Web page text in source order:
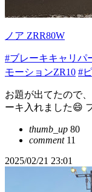
ノア ZRR80W
#ブレーキキャリパ
モーションZR10 #
お題が出てたので
ーキ入れました😄
thumb_up 80
comment11
2025/02/21 23:01